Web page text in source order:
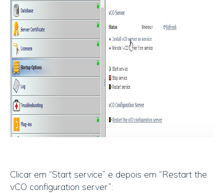
Clicar em “Start service” e depois em “Restart the
vCO configuration server”: